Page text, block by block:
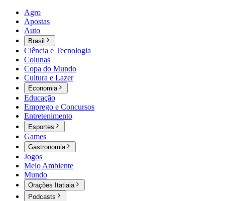
Agro
Apostas
Auto
Brasil
Ciência e Tecnologia
Colunas
Copa do Mundo
Cultura e Lazer
Economia
Educação
Emprego e Concursos
Entretenimento
Esportes
Games
Gastronomia
Jogos
Meio Ambiente
Mundo
Orações Itatiaia
Podcasts